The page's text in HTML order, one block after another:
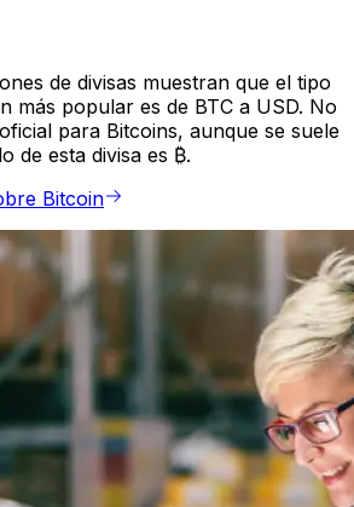
de divisas muestran que el tipo
más popular es de BTC a USD. No
para Bitcoins, aunque se suele
de esta divisa es ₿.
Bitcoin